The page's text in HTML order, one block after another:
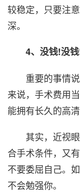
较稳定，只要注
深。
4、没钱!没钱
重要的事情说
来说，手术费用
能拥有长久的高
其实，近视眼
合手术条件，又
不要委屈自己。
不会勉强你。